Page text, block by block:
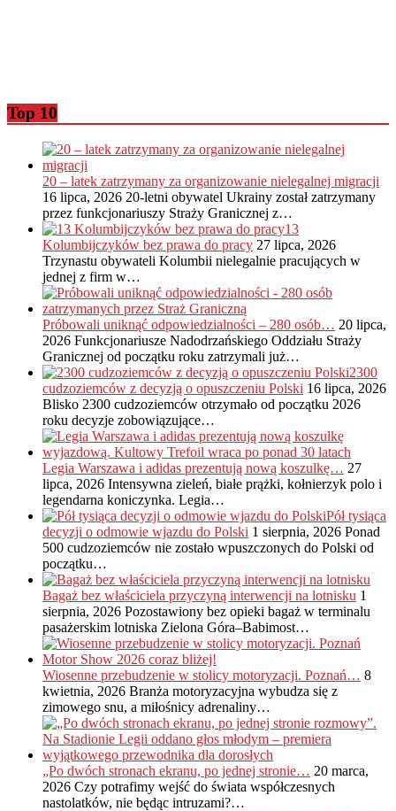
Top 10
20 – latek zatrzymany za organizowanie nielegalnej migracji
16 lipca, 2026 20-letni obywatel Ukrainy został zatrzymany
przez funkcjonariuszy Straży Granicznej z…
13
Kolumbijczyków bez prawa do pracy 27 lipca, 2026
Trzynastu obywateli Kolumbii nielegalnie pracujących w
jednej z firm w…
Próbowali uniknąć odpowiedzialności – 280 osób… 20 lipca,
2026 Funkcjonariusze Nadodrzańskiego Oddziału Straży
Granicznej od początku roku zatrzymali już…
2300
cudzoziemców z decyzją o opuszczeniu Polski 16 lipca, 2026
Blisko 2300 cudzoziemców otrzymało od początku 2026
roku decyzje zobowiązujące…
Legia Warszawa i adidas prezentują nową koszulkę… 27
lipca, 2026 Intensywna zieleń, białe prążki, kołnierzyk polo i
legendarna koniczynka. Legia…
Pół tysiąca
decyzji o odmowie wjazdu do Polski 1 sierpnia, 2026 Ponad
500 cudzoziemców nie zostało wpuszczonych do Polski od
początku…
Bagaż bez właściciela przyczyną interwencji na lotnisku 1
sierpnia, 2026 Pozostawiony bez opieki bagaż w terminalu
pasażerskim lotniska Zielona Góra–Babimost…
Wiosenne przebudzenie w stolicy motoryzacji. Poznań… 8
kwietnia, 2026 Branża motoryzacyjna wybudza się z
zimowego snu, a miłośnicy adrenaliny…
„Po dwóch stronach ekranu, po jednej stronie… 20 marca,
2026 Czy potrafimy wejść do świata współczesnych
nastolatków, nie będąc intruzami?…